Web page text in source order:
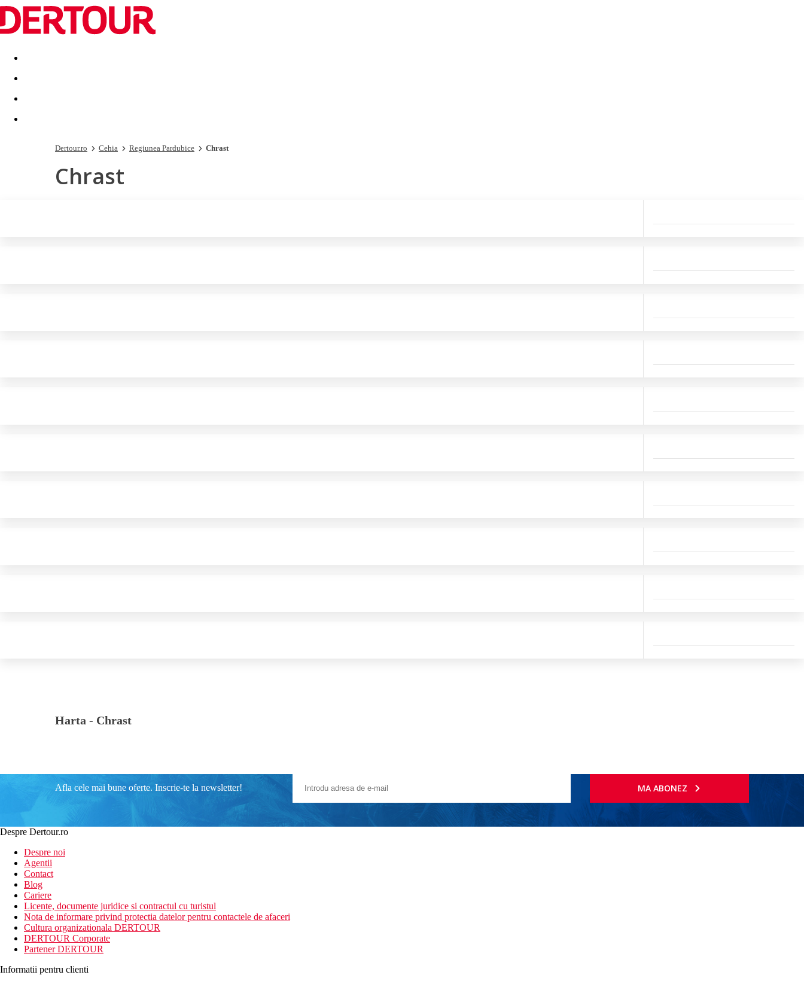
Destinatii Vacanta perfecta OFERTE DE NERATAT
Dertour.ro Cehia Regiunea Pardubice Chrast
Chrast
Harta - Chrast
Afla cele mai bune oferte. Inscrie-te la newsletter! MA ABONEZ
Despre Dertour.ro
Despre noi
Agentii
Contact
Blog
Cariere
Licente, documente juridice si contractul cu turistul
Nota de informare privind protectia datelor pentru contactele de afaceri
Cultura organizationala DERTOUR
DERTOUR Corporate
Partener DERTOUR
Informatii pentru clienti